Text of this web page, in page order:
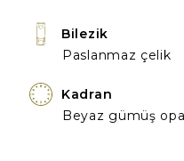
Bilezik
Paslanmaz çelik
Kadran
Beyaz gümüş